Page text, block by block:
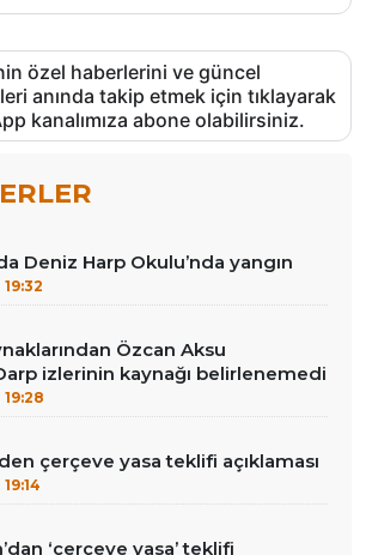
özel haberlerini ve güncel
anında takip etmek için tıklayarak
kanalımıza abone olabilirsiniz.
Deniz Harp Okulu’nda yangın
19:32
Özcan Aksu
izlerinin kaynağı belirlenemedi
19:28
çerçeve yasa teklifi açıklaması
19:14
‘çerçeve yasa’ teklifi